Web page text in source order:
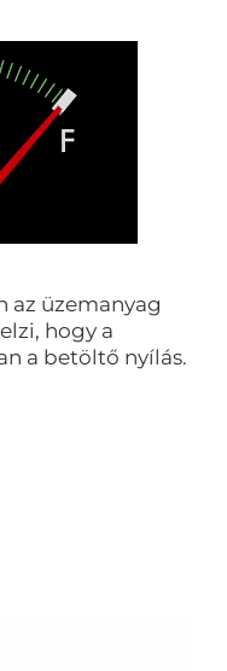
az üzemanyag
hogy a
a betöltő nyílás.